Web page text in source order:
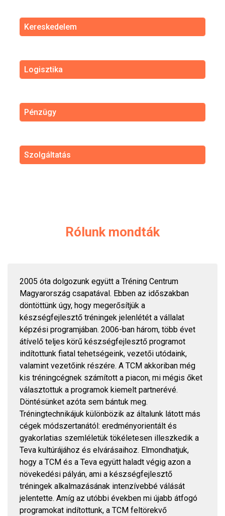
Kereskedelem
Logisztika
Pénzügy
Szolgáltatás
Rólunk mondták
2005 óta dolgozunk együtt a Tréning Centrum
Magyarország csapatával. Ebben az időszakban
döntöttünk úgy, hogy megerősítjük a
készségfejlesztő tréningek jelenlétét a vállalat
képzési programjában. 2006-ban három, több évet
átívelő teljes körű készségfejlesztő programot
indítottunk fiatal tehetségeink, vezetői utódaink,
valamint vezetőink részére. A TCM akkoriban még
kis tréningcégnek számított a piacon, mi mégis őket
választottuk a programok kiemelt partnerévé.
Döntésünket azóta sem bántuk meg.
Tréningtechnikájuk különbözik az általunk látott más
cégek módszertanától: eredményorientált és
gyakorlatias szemléletük tökéletesen illeszkedik a
Teva kultúrájához és elvárásaihoz. Elmondhatjuk,
hogy a TCM és a Teva együtt haladt végig azon a
növekedési pályán, ami a készségfejlesztő
tréningek alkalmazásának intenzívebbé válását
jelentette. Amíg az utóbbi években mi újabb átfogó
programokat indítottunk, a TCM feltörekvő